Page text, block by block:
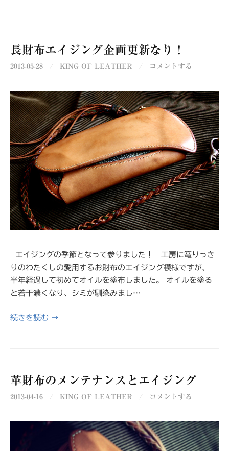
長財布エイジング企画更新なり！
2013-05-28 / KING OF LEATHER / コメントする
エイジングの季節となって参りました！ 工房に篭りっき
りのわたくしの愛用するお財布のエイジング模様ですが、
半年経過して初めてオイルを塗布しました。 オイルを塗る
と若干濃くなり、シミが馴染みまし…
続きを読む →
革財布のメンテナンスとエイジング
2013-04-16 / KING OF LEATHER / コメントする